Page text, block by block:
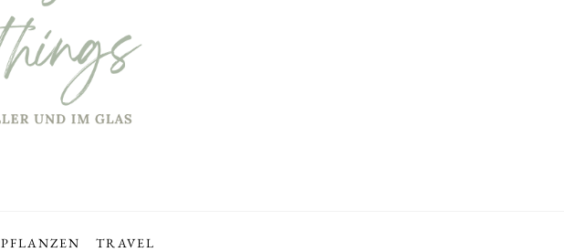
PFLANZEN TRAVEL